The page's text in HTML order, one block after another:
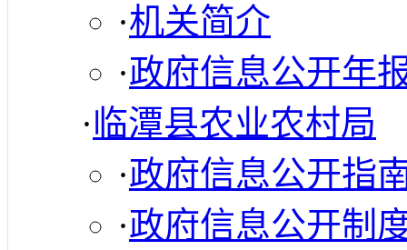
·机关简介
·政府信息公开年
·临潭县农业农村局
·政府信息公开指
·政府信息公开制